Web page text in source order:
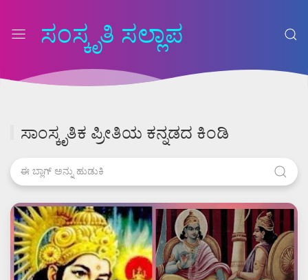
ಸಂಸ್ಕೃತಿ ಸಲ್ಲಾಪ
ಸಾಂಸ್ಕೃತಿಕ ಪ್ರೀತಿಯ ಕನ್ನಡದ ಕಿಂಡಿ